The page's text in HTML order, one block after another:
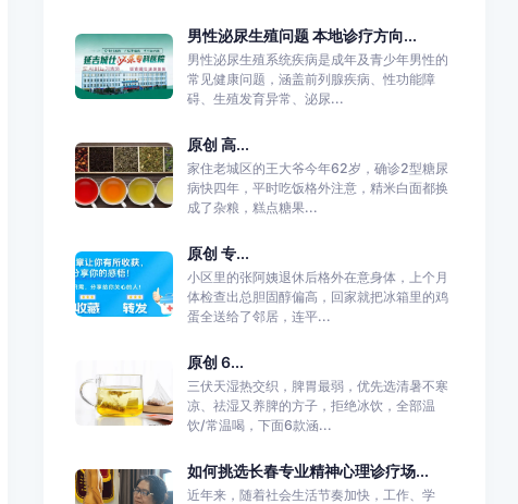
男性泌尿生殖问题 本地诊疗方向...
男性泌尿生殖系统疾病是成年及青少年男性的
常见健康问题，涵盖前列腺疾病、性功能障
碍、生殖发育异常、泌尿...
原创 高...
家住老城区的王大爷今年62岁，确诊2型糖尿
病快四年，平时吃饭格外注意，精米白面都换
成了杂粮，糕点糖果...
原创 专...
小区里的张阿姨退休后格外在意身体，上个月
体检查出总胆固醇偏高，回家就把冰箱里的鸡
蛋全送给了邻居，连平...
原创 6...
三伏天湿热交织，脾胃最弱，优先选清暑不寒
凉、祛湿又养脾的方子，拒绝冰饮，全部温
饮/常温喝，下面6款涵...
如何挑选长春专业精神心理诊疗场...
近年来，随着社会生活节奏加快，工作、学